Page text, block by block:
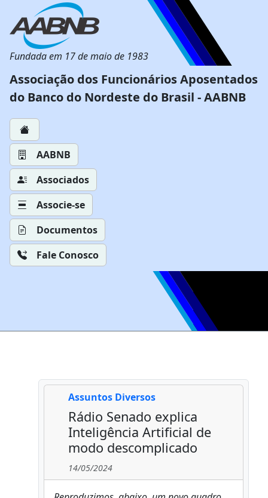
Fundada em 17 de maio de 1983
Associação dos Funcionários Aposentados
do Banco do Nordeste do Brasil - AABNB
AABNB
Associados
Associe-se
Documentos
Fale Conosco
Assuntos Diversos
Rádio Senado explica
Inteligência Artificial de
modo descomplicado
14/05/2024